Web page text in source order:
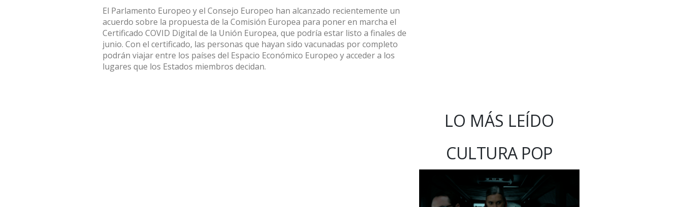
El Parlamento Europeo y el Consejo Europeo han alcanzado recientemente un
acuerdo sobre la propuesta de la Comisión Europea para poner en marcha el
Certificado COVID Digital de la Unión Europea, que podría estar listo a finales de
junio. Con el certificado, las personas que hayan sido vacunadas por completo
podrán viajar entre los países del Espacio Económico Europeo y acceder a los
lugares que los Estados miembros decidan.
LO MÁS LEÍDO
CULTURA POP